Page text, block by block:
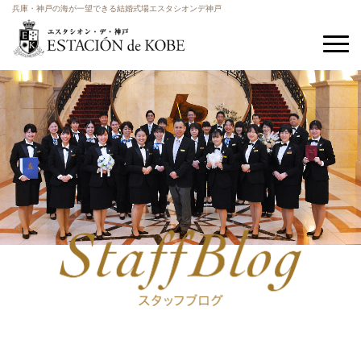
兵庫・神戸の海が一望できる結婚式場エスタシオンデ神戸